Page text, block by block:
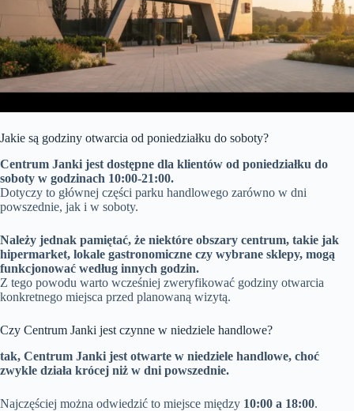
Jakie są godziny otwarcia od poniedziałku do soboty?
Centrum Janki jest dostępne dla klientów od poniedziałku do
soboty w godzinach 10:00-21:00.
Dotyczy to głównej części parku handlowego zarówno w dni
powszednie, jak i w soboty.
Należy jednak pamiętać, że niektóre obszary centrum, takie jak
hipermarket, lokale gastronomiczne czy wybrane sklepy, mogą
funkcjonować według innych godzin.
Z tego powodu warto wcześniej zweryfikować godziny otwarcia
konkretnego miejsca przed planowaną wizytą.
Czy Centrum Janki jest czynne w niedziele handlowe?
tak, Centrum Janki jest otwarte w niedziele handlowe, choć
zwykle działa krócej niż w dni powszednie.
Najczęściej można odwiedzić to miejsce między 10:00 a 18:00.